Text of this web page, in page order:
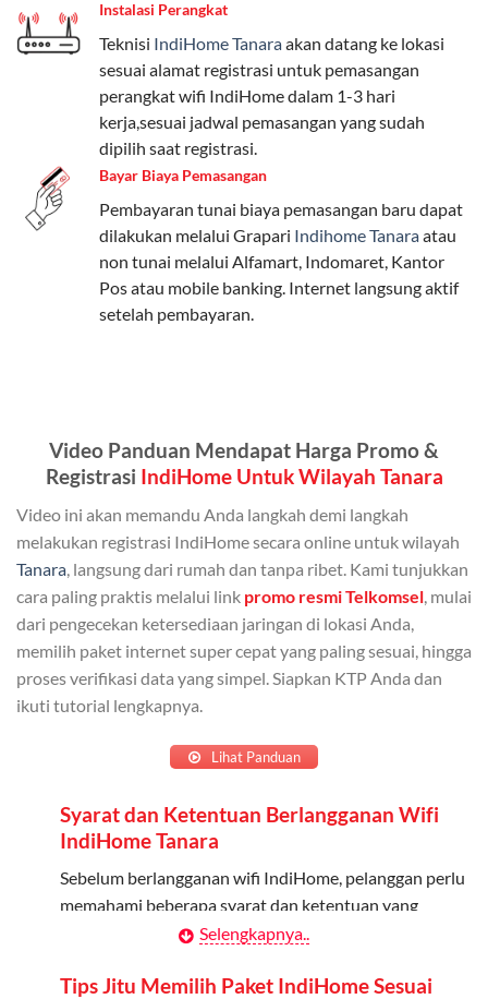
internet, komunikasi, atau hiburan.
Paket Easy cocok untuk kebutuhan dasar, Paket
Complete untuk yang menginginkan fitur lengkap,
dan Paket Dynamic IP untuk pengguna yang
memprioritaskan kecepatan internet tinggi.
Paket Telkomsel One dengan Kuota Keluarga
Salah satu fitur unggulan Telkomsel One adalah Paket
Kuota Keluarga. Dengan kuota hingga 30 GB, Anda
bisa membagikan internet kepada anggota keluarga
atau teman tanpa perlu khawatir kehabisan kuota.
Admin (pelanggan utama) dan anggota yang terdaftar.
Admin dapat mendaftarkan hingga 5 anggota
keluarga atau teman untuk menggunakan kuota ini.
Berlaku Nasional
Kuota keluarga bisa digunakan di seluruh Indonesia
untuk jaringan 2G, 3G, dan 4G.
Kuota ini hanya bisa digunakan di dalam negeri.
Cara Menggunakan Kuota Keluarga
Daftarkan Anggota: Admin dapat mendaftarkan anggota
melalui aplikasi MyTelkomsel atau website Telkomsel One.
Bagikan Kuota: Setelah terdaftar, anggota bisa langsung
Instalasi Perangkat
Teknisi IndiHome Tanaraakan datang ke lokasi
sesuai alamat registrasi untuk pemasangan
perangkat wifi IndiHome dalam 1-3 hari
kerja,sesuai jadwal pemasangan yang sudah
dipilih saat registrasi.
Bayar Biaya Pemasangan
Pembayaran tunai biaya pemasangan baru dapat
dilakukan melalui Grapari Indihome Tanaraatau
non tunai melalui Alfamart, Indomaret, Kantor
Pos atau mobile banking. Internet langsung aktif
setelah pembayaran.
Video Panduan Mendapat Harga Promo &
Registrasi IndiHome Untuk Wilayah Tanara
Video ini akan memandu Anda langkah demi langkah
melakukan registrasi IndiHome secara online untuk wilayah
Tanara , langsung dari rumah dan tanpa ribet. Kami tunjukkan
cara paling praktis melalui link promo resmi Telkomsel , mulai
dari pengecekan ketersediaan jaringan di lokasi Anda,
memilih paket internet super cepat yang paling sesuai, hingga
proses verifikasi data yang simpel. Siapkan KTP Anda dan
ikuti tutorial lengkapnya.
Lihat Panduan
Syarat dan Ketentuan Berlangganan Wifi
IndiHome Tanara
Sebelum berlangganan wifi IndiHome, pelanggan perlu
memahami beberapa syarat dan ketentuan yang
Kontrak Berlangganan
Selengkapnya..
Tips Jitu Memilih Paket IndiHome Sesuai